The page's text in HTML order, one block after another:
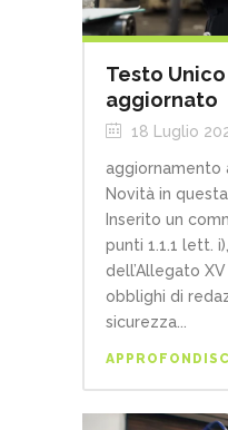
Testo
aggiornato
18 Luglio
aggiornamento
Novità in
Inserito un
punti 1.1.1 lett.
dell’Allegato
obblighi di
sicurezza...
APPROFONDISCI